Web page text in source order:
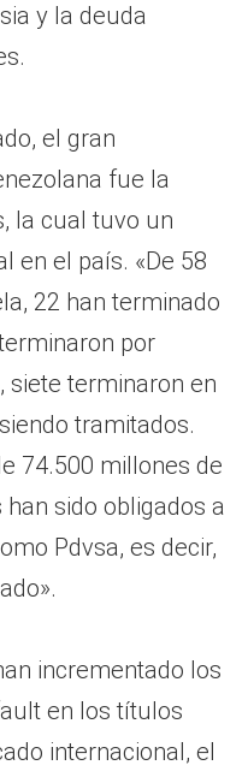
y la deuda
el gran
fue la
la cual tuvo un
en el país. «De 58
22 han terminado
por
siete terminaron en
tramitados.
74.500 millones de
sido obligados a
Pdvsa, es decir,
incrementado los
en los títulos
internacional, el